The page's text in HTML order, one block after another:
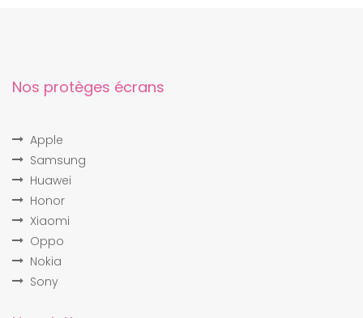
Nos protèges écrans
Apple
Samsung
Huawei
Honor
Xiaomi
Oppo
Nokia
Sony